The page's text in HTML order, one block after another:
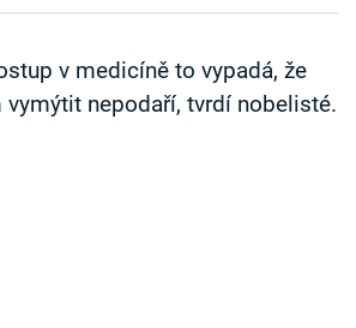
v medicíně to vypadá, že
vymýtit nepodaří, tvrdí nobelisté.